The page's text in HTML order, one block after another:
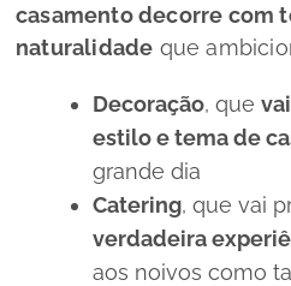
casamento decorre com
naturalidade que
Decoração, que
estilo e tema de
grande dia
Catering, que vai
verdadeira
aos noivos como